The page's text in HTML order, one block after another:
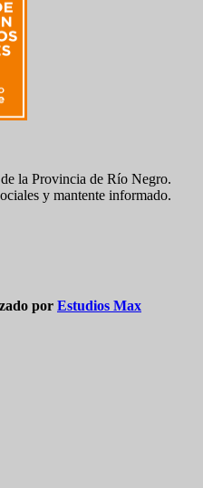
la Provincia de Río Negro.
y mantente informado.
por Estudios Max